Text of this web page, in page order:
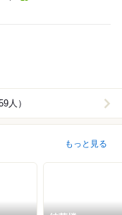
人）
もっと見る